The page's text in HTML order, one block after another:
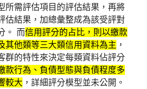
所需評估項目的評估結果，再將
估結果，加總彙整成為該受評對
。 而信用評分的占比，則以繳款
其他類等三大類信用資料為主 ，
群的特性來決定每類資料佔評分
款行為、負債型態與負債程度多
較大 ，詳細評分模型並未公開。